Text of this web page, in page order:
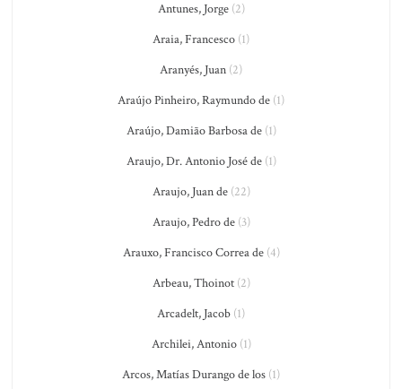
Antunes, Jorge(2)
Araia, Francesco (1)
Aranyés, Juan (2)
Araújo Pinheiro, Raymundo de (1)
Araújo, Damião Barbosa de(1)
Araujo, Dr. Antonio José de(1)
Araujo, Juan de(22)
Araujo, Pedro de(3)
Arauxo, Francisco Correa de(4)
Arbeau, Thoinot(2)
Arcadelt, Jacob (1)
Archilei, Antonio(1)
Arcos, Matías Durango de los (1)